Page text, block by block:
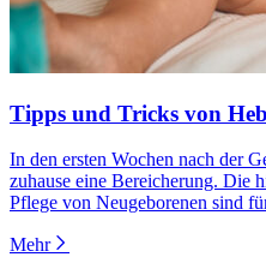
Tipps und Tricks von
In den ersten Wochen nach der
zuhause eine Bereicherung. Die
Pflege von Neugeborenen sind
Mehr